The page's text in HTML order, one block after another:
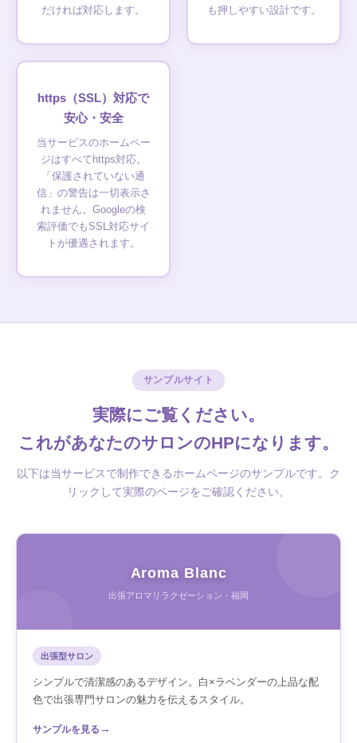
だければ対応します。
も押しやすい設計です。
https（SSL）対応で
安心・安全
当サービスのホームペー
ジはすべてhttps対応。
「保護されていない通
信」の警告は一切表示さ
れません。Googleの検
索評価でもSSL対応サイ
トが優遇されます。
サンプルサイト
実際にご覧ください。
これがあなたのサロンのHPになります。
以下は当サービスで制作できるホームページのサンプルです。ク
リックして実際のページをご確認ください。
Aroma Blanc
出張アロマリラクゼーション・福岡
出張型サロン
シンプルで清潔感のあるデザイン。白×ラベンダーの上品な配
色で出張専門サロンの魅力を伝えるスタイル。
サンプルを見る →